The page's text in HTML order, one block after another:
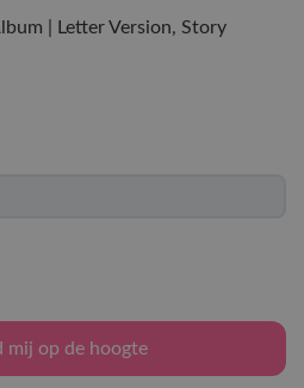
| Letter Version, Story
op de hoogte